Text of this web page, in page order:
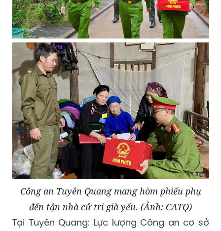
Công an Tuyên Quang mang hòm phiếu phụ
đến tận nhà cử tri già yếu. (Ảnh: CATQ)
Tại Tuyên Quang: Lực lượng Công an cơ sở